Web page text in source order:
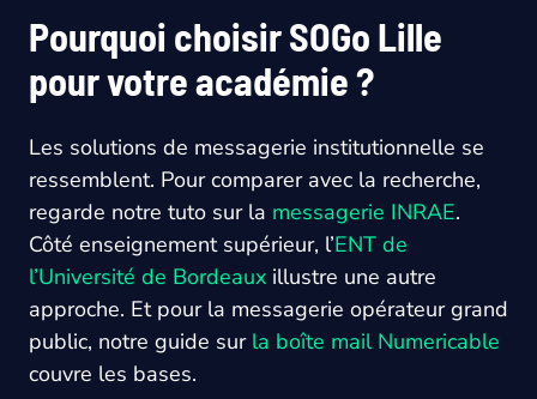
Pourquoi choisir SOGo Lille
pour votre académie ?
Les solutions de messagerie institutionnelle se
ressemblent. Pour comparer avec la recherche,
regarde notre tuto sur la messagerie INRAE.
Côté enseignement supérieur, l’ENT de
l’Université de Bordeaux illustre une autre
approche. Et pour la messagerie opérateur grand
public, notre guide sur la boîte mail Numericable
couvre les bases.